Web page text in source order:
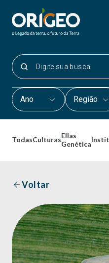
Ano Região
TodasCulturasEllas
Genética
Voltar